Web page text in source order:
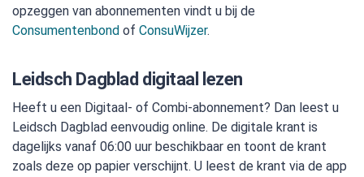
opzeggen van abonnementen vindt u bij de
Consumentenbond of ConsuWijzer.
Leidsch Dagblad digitaal lezen
Heeft u een Digitaal- of Combi-abonnement? Dan leest u
Leidsch Dagblad eenvoudig online. De digitale krant is
dagelijks vanaf 06:00 uur beschikbaar en toont de krant
zoals deze op papier verschijnt. U leest de krant via de app